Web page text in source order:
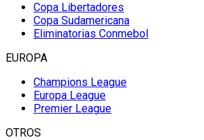
Copa Libertadores
Copa Sudamericana
Eliminatorias Conmebol
EUROPA
Champions League
Europa League
Premier League
OTROS